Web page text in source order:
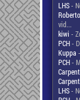
LHS-
vid...
kiwi -
PCH-
Kuppa
PCH-
LHS-